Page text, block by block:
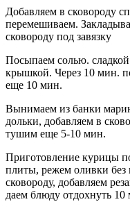
Добавляем в сковороду
перемешиваем.
сковороду под завязку
Посыпаем солью.
крышкой. Через 10 мин.
еще 10 мин.
Вынимаем из банки
дольки, добавляем в
тушим еще 5-10 мин.
Приготовление курицы
плиты, режем оливки без
сковороду, добавляем
даем блюду отдохнуть 10